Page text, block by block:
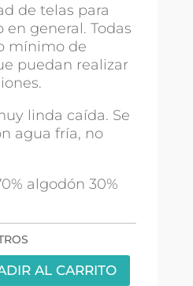
de telas para
en general. Todas
mínimo de
puedan realizar
linda caída. Se
agua fría, no
algodón 30%
AL CARRITO